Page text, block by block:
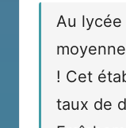
Au lycée
! Cet
taux de